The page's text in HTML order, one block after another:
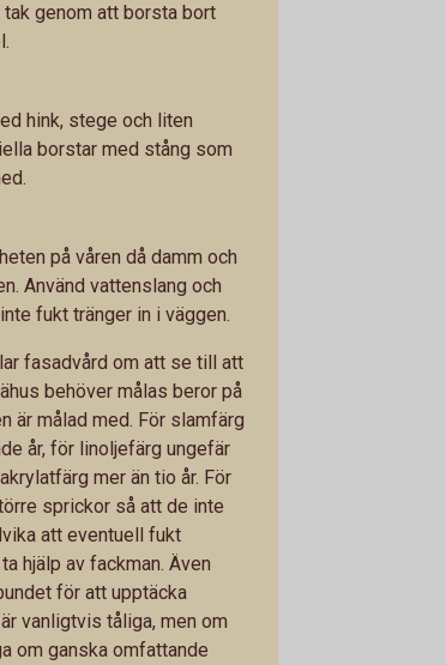
genom att borsta bort
hink, stege och liten
borstar med stång som
på våren då damm och
Använd vattenslang och
fukt tränger in i väggen.
fasadvård om att se till att
behöver målas beror på
är målad med. För slamfärg
år, för linoljefärg ungefär
mer än tio år. För
sprickor så att de inte
att eventuell fukt
hjälp av fackman. Även
för att upptäcka
vanligtvis tåliga, men om
om ganska omfattande